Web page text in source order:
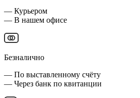
— Курьером
— В нашем офисе
Безналично
— По выставленному счёту
— Через банк по квитанции